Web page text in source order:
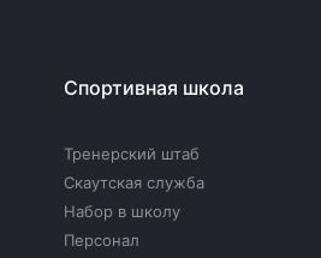
Спортивная школа
Тренерский штаб
Скаутская служба
Набор в школу
Персонал